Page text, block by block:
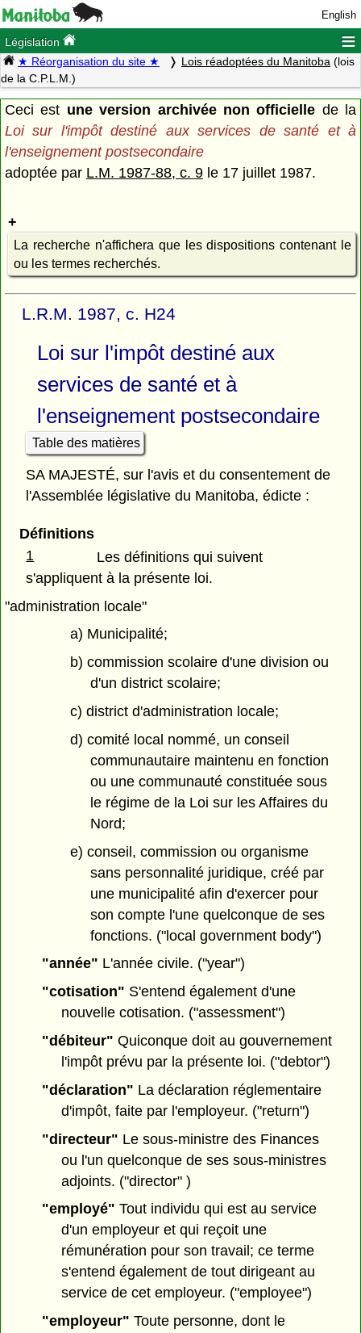
English
Législation ≡
★ Réorganisation du site ★ Lois réadoptées du Manitoba (lois
de la C.P.L.M.)
Ceci est une version archivée non officielle de la
Loi sur l'impôt destiné aux services de santé et à
l'enseignement postsecondaire
adoptée par L.M. 1987-88, c. 9 le 17 juillet 1987.
La recherche n'affichera que les dispositions contenant le
ou les termes recherchés.
L.R.M. 1987, c. H24
Loi sur l'impôt destiné aux
services de santé et à
l'enseignement postsecondaire
Table des matières
SA MAJESTÉ, sur l'avis et du consentement de
l'Assemblée législative du Manitoba, édicte :
Définitions
1
Les définitions qui suivent
s'appliquent à la présente loi.
"administration locale"
a) Municipalité;
b) commission scolaire d'une division ou
d'un district scolaire;
c) district d'administration locale;
d) comité local nommé, un conseil
communautaire maintenu en fonction
ou une communauté constituée sous
le régime de la Loi sur les Affaires du
Nord;
e) conseil, commission ou organisme
sans personnalité juridique, créé par
une municipalité afin d'exercer pour
son compte l'une quelconque de ses
fonctions. ("local government body")
"année" L'année civile. ("year")
"cotisation" S'entend également d'une
nouvelle cotisation. ("assessment")
"débiteur" Quiconque doit au gouvernement
l'impôt prévu par la présente loi. ("debtor")
"déclaration" La déclaration réglementaire
d'impôt, faite par l'employeur. ("return")
"directeur" Le sous-ministre des Finances
ou l'un quelconque de ses sous-ministres
adjoints. ("director" )
"employé" Tout individu qui est au service
d'un employeur et qui reçoit une
rémunération pour son travail; ce terme
s'entend également de tout dirigeant au
service de cet employeur. ("employee")
"employeur" Toute personne, dont le